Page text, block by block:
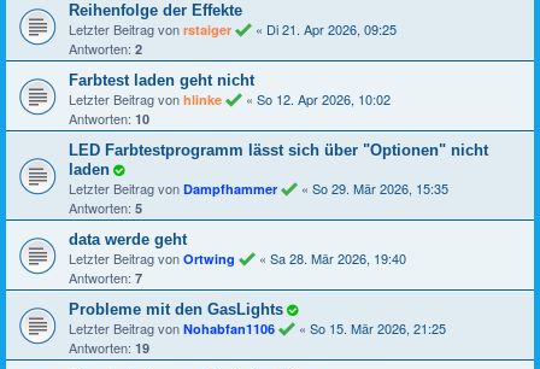
Reihenfolge der Effekte
Letzter Beitrag von rstaiger « Di 21. Apr 2026, 09:25
Antworten: 2
Farbtest laden geht nicht
Letzter Beitrag von hlinke « So 12. Apr 2026, 10:02
Antworten: 10
LED Farbtestprogramm lässt sich über "Optionen" nicht
laden
Letzter Beitrag von Dampfhammer « So 29. Mär 2026, 15:35
Antworten: 5
data werde geht
Letzter Beitrag von Ortwing « Sa 28. Mär 2026, 19:40
Antworten: 7
Probleme mit den GasLights
Letzter Beitrag von Nohabfan1106 « So 15. Mär 2026, 21:25
Antworten: 19